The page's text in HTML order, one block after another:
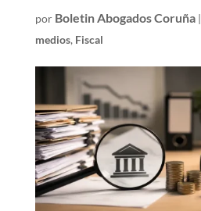
por Boletin Abogados Coruña|
medios, Fiscal